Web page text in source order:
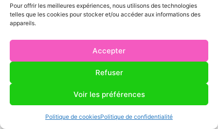
Pour offrir les meilleures expériences, nous utilisons des technologies
telles que les cookies pour stocker et/ou accéder aux informations des
appareils.
Accepter
Refuser
Voir les préférences
Politique de cookiesPolitique de confidentialité
Intervenez-vous bien à Brécey pour
l’installation de climatisation gainable ?
Quel est le prix d’une climatisation gainable à
Brécey ?
Quel délai faut-il prévoir pour une
Brécey ?